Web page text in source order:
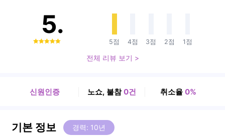
5.
5점 4점 3점 2점 1점
전체 리뷰 보기 >
신원인증 노쇼, 불참0건 취소율0%
기본 정보 경력: 10년